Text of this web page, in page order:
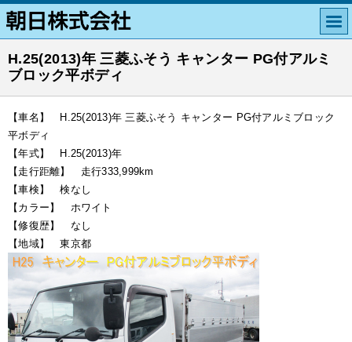
H.25(2013)年 三菱ふそう キャンター PG付アルミ
ブロック平ボディ
【車名】 H.25(2013)年 三菱ふそう キャンター PG付アルミブロック
平ボディ
【年式】 H.25(2013)年
【走行距離】 走行333,999km
【車検】 検なし
【カラー】 ホワイト
【修復歴】 なし
【地域】 東京都